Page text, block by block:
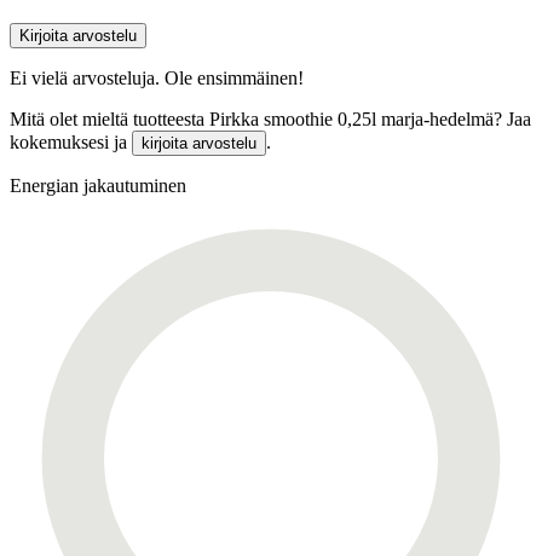
Kirjoita arvostelu
Ei vielä arvosteluja. Ole ensimmäinen!
Mitä olet mieltä tuotteesta Pirkka smoothie 0,25l marja-hedelmä? Jaa
kokemuksesi ja
kirjoita arvostelu .
Energian jakautuminen